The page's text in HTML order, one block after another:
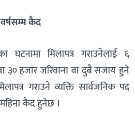
कैद
घटनामा मिलापत्र गराउनेलाई ६
३० हजार जरिवाना वा दुबै सजाय हुने
गराउने व्यक्ति सार्वजनिक पद
कैद हुनेछ ।